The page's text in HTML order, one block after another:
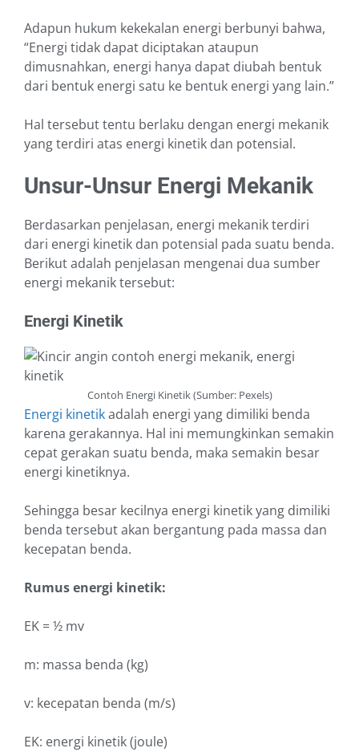
Adapun hukum kekekalan energi berbunyi bahwa,
“Energi tidak dapat diciptakan ataupun
dimusnahkan, energi hanya dapat diubah bentuk
dari bentuk energi satu ke bentuk energi yang lain.”
Hal tersebut tentu berlaku dengan energi mekanik
yang terdiri atas energi kinetik dan potensial.
Unsur-Unsur Energi Mekanik
Berdasarkan penjelasan, energi mekanik terdiri
dari energi kinetik dan potensial pada suatu benda.
Berikut adalah penjelasan mengenai dua sumber
energi mekanik tersebut:
Energi Kinetik
Contoh Energi Kinetik (Sumber: Pexels)
Energi kinetikadalah energi yang dimiliki benda
karena gerakannya. Hal ini memungkinkan semakin
cepat gerakan suatu benda, maka semakin besar
energi kinetiknya.
Sehingga besar kecilnya energi kinetik yang dimiliki
benda tersebut akan bergantung pada massa dan
kecepatan benda.
Rumus energi kinetik:
EK = ½ mv
m: massa benda (kg)
v: kecepatan benda (m/s)
EK: energi kinetik (joule)